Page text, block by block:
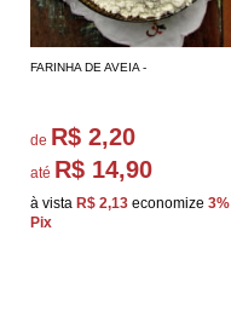
FARINHA DE AVEIA -
de R$ 2,20
até R$ 14,90
à vista R$ 2,13 economize 3%
Pix